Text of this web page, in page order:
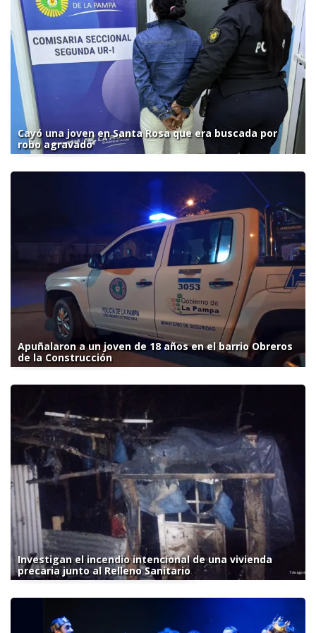
Cayó una joven en Santa Rosa que era buscada por
robo agravado
Apuñalaron a un joven de 18 años en el barrio Obreros
de la Construcción
Investigan el incendio intencional de una vivienda
precaria junto al Relleno Sanitario